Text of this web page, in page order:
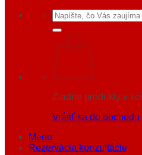
Hľadať:
Žiadne produkty v
Vrátiť sa do obchodu
Menu
Rezervácia konzultácie